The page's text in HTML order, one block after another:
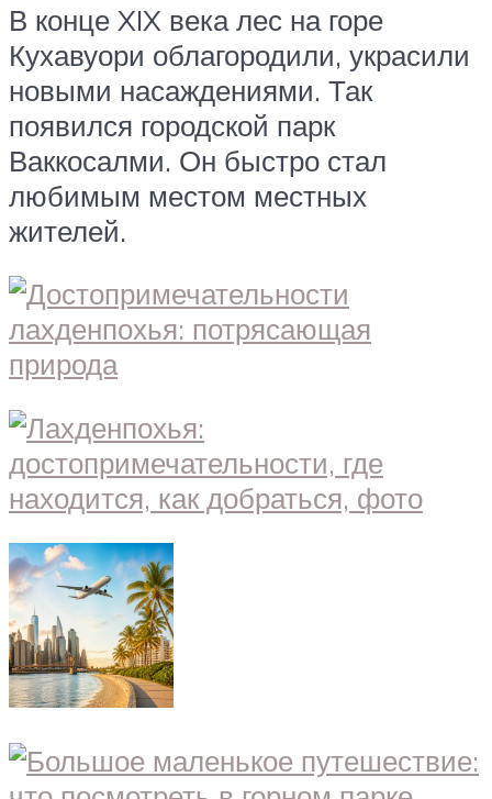
В конце XIX века лес на горе
Кухавуори облагородили, украсили
новыми насаждениями. Так
появился городской парк
Ваккосалми. Он быстро стал
любимым местом местных
жителей.